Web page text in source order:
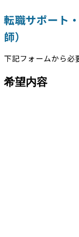
転職サポート
師）
下記フォームから必
希望内容